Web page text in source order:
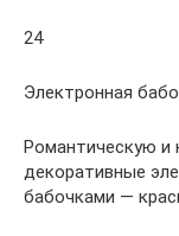
24
Электронная
Романтическую
декоративные
бабочками —